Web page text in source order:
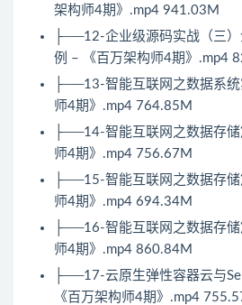
架构师4期》.mp4 941.03M
├──12-企业级源码实战（三
例 – 《百万架构师4期》.mp4
├──13-智能互联网之数据系
师4期》.mp4 764.85M
├──14-智能互联网之数据存
师4期》.mp4 756.67M
├──15-智能互联网之数据存
师4期》.mp4 694.34M
├──16-智能互联网之数据存
师4期》.mp4 860.84M
├──17-云原生弹性容器云与
《百万架构师4期》.mp4